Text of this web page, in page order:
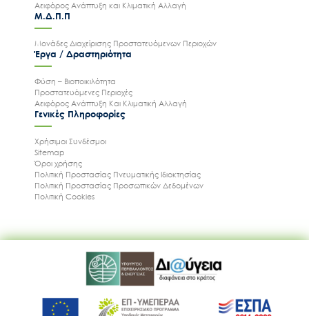
Αειφόρος Ανάπτυξη και Κλιματική Αλλαγή
Μ.Δ.Π.Π
Μονάδες Διαχείρισης Προστατευόμενων Περιοχών
Έργα / Δραστηριότητα
Φύση – Βιοποικιλότητα
Προστατευόμενες Περιοχές
Αειφόρος Ανάπτυξη Και Κλιματική Αλλαγή
Γενικές Πληροφορίες
Χρήσιμοι Συνδέσμοι
Sitemap
Όροι χρήσης
Πολιτική Προστασίας Πνευματικής Ιδιοκτησίας
Πολιτική Προστασίας Προσωπικών Δεδομένων
Πολιτική Cookies